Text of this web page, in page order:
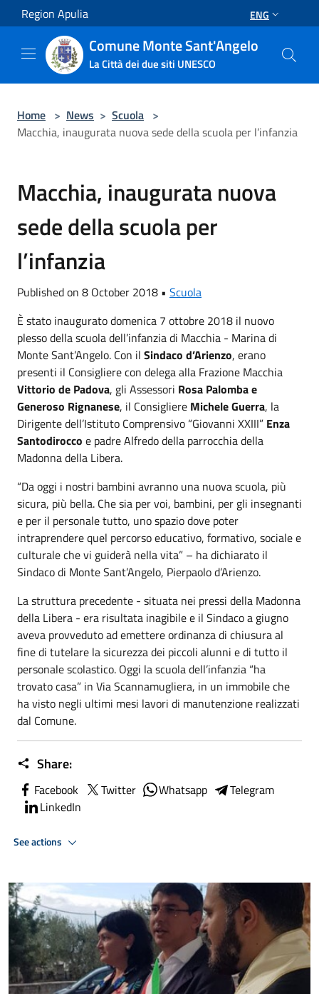
Salta al contenuto principale
Region Apulia ENG
Comune Monte Sant'Angelo
La Città dei due siti UNESCO
Home > News > Scuola >
Macchia, inaugurata nuova sede della scuola per l’infanzia
Macchia, inaugurata nuova
sede della scuola per
l’infanzia
Published on 8 October 2018 • Scuola
È stato inaugurato domenica 7 ottobre 2018 il nuovo
plesso della scuola dell’infanzia di Macchia - Marina di
Monte Sant’Angelo. Con il Sindaco d’Arienzo, erano
presenti il Consigliere con delega alla Frazione Macchia
Vittorio de Padova, gli Assessori Rosa Palomba e
Generoso Rignanese, il Consigliere Michele Guerra, la
Dirigente dell’Istituto Comprensivo “Giovanni XXIII” Enza
Santodirocco e padre Alfredo della parrocchia della
Madonna della Libera.
“Da oggi i nostri bambini avranno una nuova scuola, più
sicura, più bella. Che sia per voi, bambini, per gli insegnanti
e per il personale tutto, uno spazio dove poter
intraprendere quel percorso educativo, formativo, sociale e
culturale che vi guiderà nella vita” – ha dichiarato il
Sindaco di Monte Sant’Angelo, Pierpaolo d’Arienzo.
La struttura precedente - situata nei pressi della Madonna
della Libera - era risultata inagibile e il Sindaco a giugno
aveva provveduto ad emettere ordinanza di chiusura al
fine di tutelare la sicurezza dei piccoli alunni e di tutto il
personale scolastico. Oggi la scuola dell’infanzia “ha
trovato casa” in Via Scannamugliera, in un immobile che
ha visto negli ultimi mesi lavori di manutenzione realizzati
dal Comune.
Share:
Facebook Twitter Whatsapp
Telegram
LinkedIn
See actions